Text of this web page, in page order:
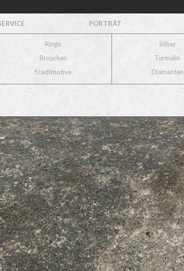
PORTRÄT
Ringe
Broschen
Stadtmotive
Silber
Turmalin
Diamanten